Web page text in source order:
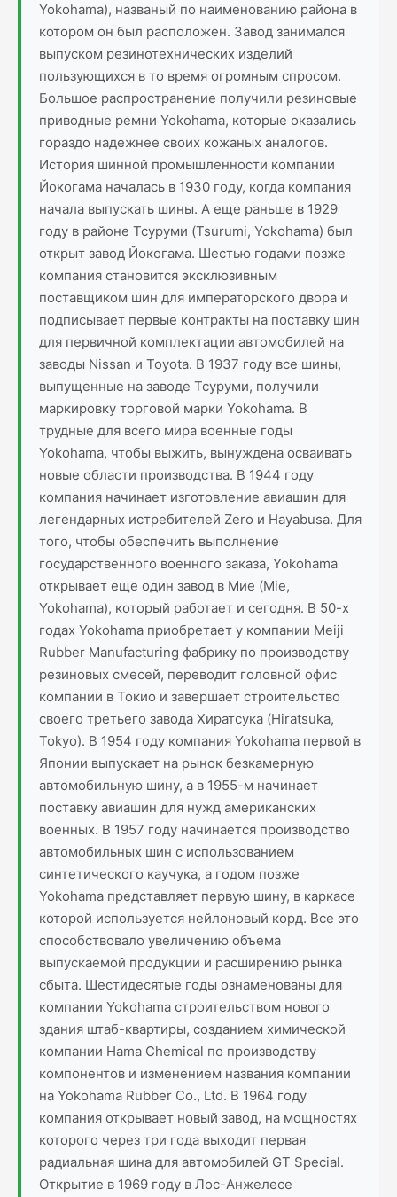
Yokohama), названый по наименованию района в
котором он был расположен. Завод занимался
выпуском резинотехнических изделий
пользующихся в то время огромным спросом.
Большое распространение получили резиновые
приводные ремни Yokohama, которые оказались
гораздо надежнее своих кожаных аналогов.
История шинной промышленности компании
Йокогама началась в 1930 году, когда компания
начала выпускать шины. А еще раньше в 1929
году в районе Тсуруми (Tsurumi, Yokohama) был
открыт завод Йокогама. Шестью годами позже
компания становится эксклюзивным
поставщиком шин для императорского двора и
подписывает первые контракты на поставку шин
для первичной комплектации автомобилей на
заводы Nissan и Toyota. В 1937 году все шины,
выпущенные на заводе Тсуруми, получили
маркировку торговой марки Yokohama. В
трудные для всего мира военные годы
Yokohama, чтобы выжить, вынуждена осваивать
новые области производства. В 1944 году
компания начинает изготовление авиашин для
легендарных истребителей Zero и Hayabusa. Для
того, чтобы обеспечить выполнение
государственного военного заказа, Yokohama
открывает еще один завод в Мие (Mie,
Yokohama), который работает и сегодня. В 50-х
годах Yokohama приобретает у компании Meiji
Rubber Manufacturing фабрику по производству
резиновых смесей, переводит головной офис
компании в Токио и завершает строительство
своего третьего завода Хиратсука (Hiratsuka,
Tokyo). В 1954 году компания Yokohama первой в
Японии выпускает на рынок безкамерную
автомобильную шину, а в 1955-м начинает
поставку авиашин для нужд американских
военных. В 1957 году начинается производство
автомобильных шин с использованием
синтетического каучука, а годом позже
Yokohama представляет первую шину, в каркасе
которой используется нейлоновый корд. Все это
способствовало увеличению объема
выпускаемой продукции и расширению рынка
сбыта. Шестидесятые годы ознаменованы для
компании Yokohama строительством нового
здания штаб-квартиры, созданием химической
компании Hama Chemical по производству
компонентов и изменением названия компании
на Yokohama Rubber Co., Ltd. В 1964 году
компания открывает новый завод, на мощностях
которого через три года выходит первая
радиальная шина для автомобилей GT Special.
Открытие в 1969 году в Лос-Анжелесе